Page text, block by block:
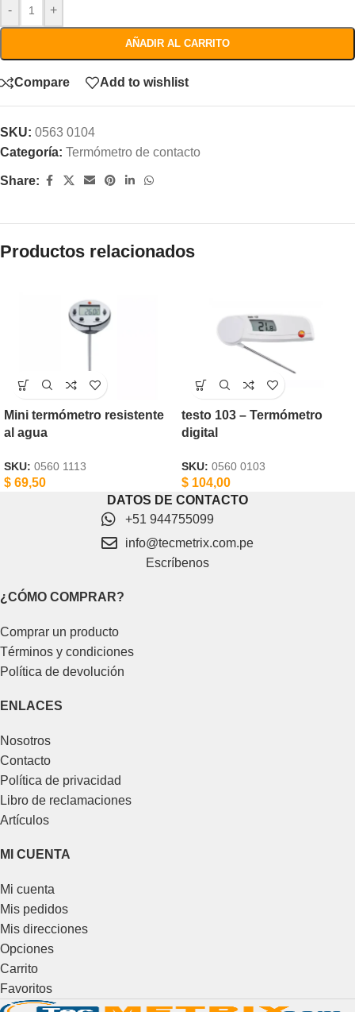
- +
AÑADIR AL CARRITO
Compare Add to wishlist
SKU: 0563 0104
Categoría: Termómetro de contacto
Share:
Productos relacionados
Mini termómetro resistente
al agua
SKU: 0560 1113
$ 69,50
testo 103 – Termómetro
digital
SKU: 0560 0103
$ 104,00
DATOS DE CONTACTO
+51 944755099
info@tecmetrix.com.pe
Escríbenos
¿CÓMO COMPRAR?
Comprar un producto
Términos y condiciones
Política de devolución
ENLACES
Nosotros
Contacto
Política de privacidad
Libro de reclamaciones
Artículos
MI CUENTA
Mi cuenta
Mis pedidos
Mis direcciones
Opciones
Carrito
Favoritos